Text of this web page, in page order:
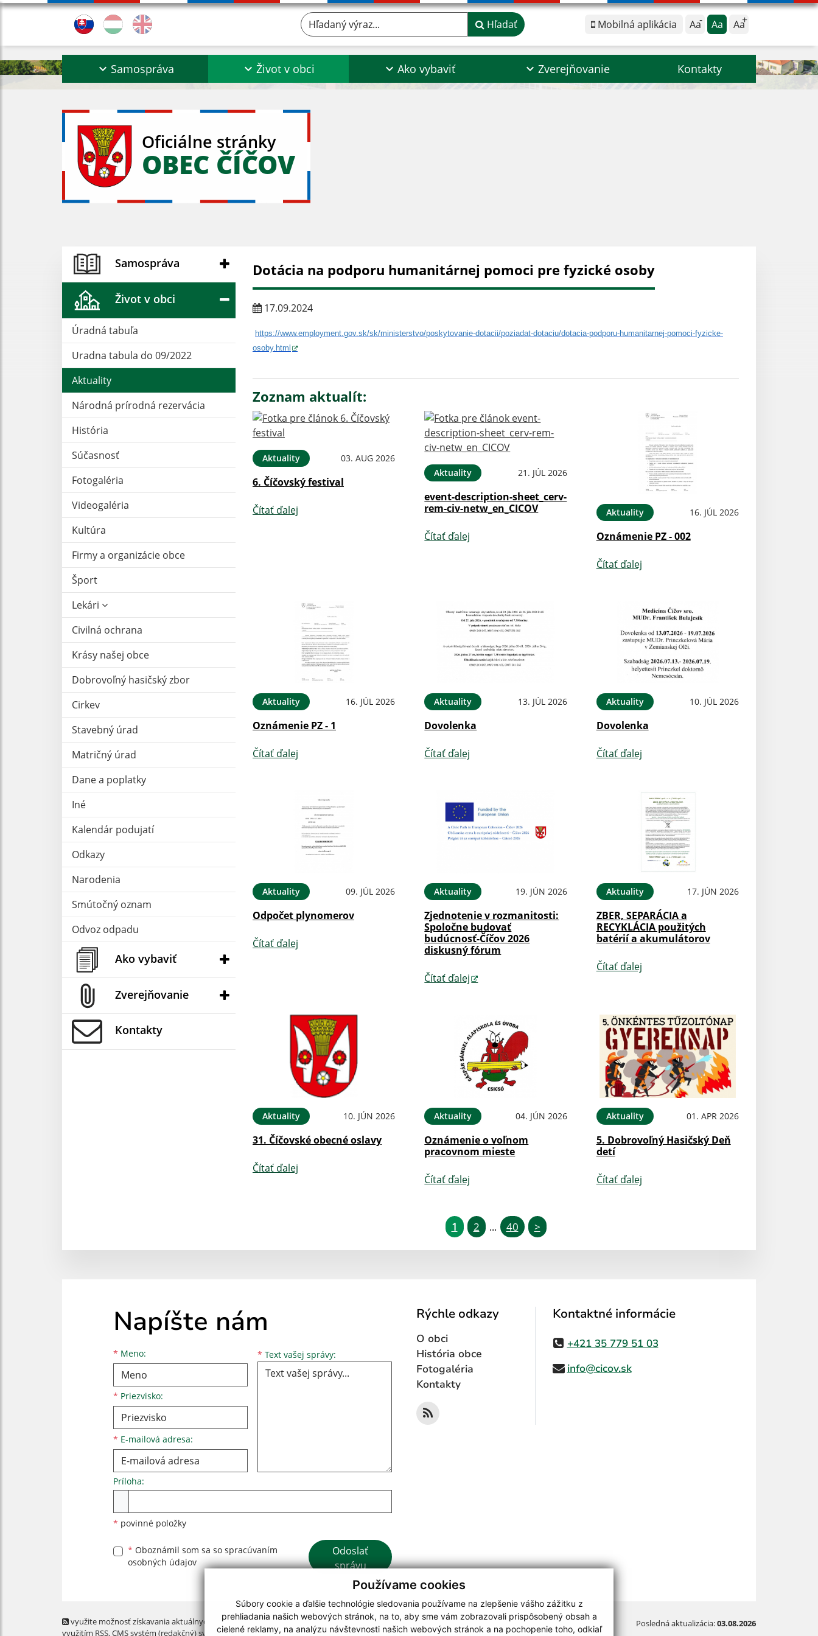
Používame cookies
Súbory cookie a ďalšie technológie sledovania používame na zlepšenie vášho zážitku z
prehliadania našich webových stránok, na to, aby sme vám zobrazovali prispôsobený obsah a
cielené reklamy, na analýzu návštevnosti našich webových stránok a na pochopenie toho, odkiaľ
Mobilná aplikácia Aa Aa Aa
Hľadaný výraz... Hľadať
Samospráva Život v obci Ako vybaviť Zverejňovanie Kontakty
Oficiálne stránky
OBEC ČÍČOV
Samospráva
Život v obci
Úradná tabuľa
Uradna tabula do 09/2022
Aktuality
Národná prírodná rezervácia
História
Súčasnosť
Fotogaléria
Videogaléria
Kultúra
Firmy a organizácie obce
Šport
Lekári
Civilná ochrana
Krásy našej obce
Dobrovoľný hasičský zbor
Cirkev
Stavebný úrad
Matričný úrad
Dane a poplatky
Iné
Kalendár podujatí
Odkazy
Narodenia
Smútočný oznam
Odvoz odpadu
Ako vybaviť
Zverejňovanie
Kontakty
Dotácia na podporu humanitárnej pomoci pre fyzické osoby
17.09.2024
https://www.employment.gov.sk/sk/ministerstvo/poskytovanie-dotacii/poziadat-dotaciu/dotacia-podporu-humanitarnej-pomoci-fyzicke-
osoby.html
Zoznam aktualít:
Aktuality 03. AUG 2026
6. Číčovský festival
Čítať ďalej
Aktuality 21. JÚL 2026
event-description-sheet_cerv-
rem-civ-netw_en_CICOV
Čítať ďalej
Aktuality 16. JÚL 2026
Oznámenie PZ - 002
Čítať ďalej
Aktuality 16. JÚL 2026
Oznámenie PZ - 1
Čítať ďalej
Aktuality 13. JÚL 2026
Dovolenka
Čítať ďalej
Aktuality 10. JÚL 2026
Dovolenka
Čítať ďalej
Aktuality 09. JÚL 2026
Odpočet plynomerov
Čítať ďalej
Aktuality 19. JÚN 2026
Zjednotenie v rozmanitosti:
Spoločne budovať
budúcnosť-Číčov 2026
diskusný fórum
Čítať ďalej
Aktuality 17. JÚN 2026
ZBER, SEPARÁCIA a
RECYKLÁCIA použitých
batérií a akumulátorov
Čítať ďalej
Aktuality 10. JÚN 2026
31. Číčovské obecné oslavy
Čítať ďalej
Aktuality 04. JÚN 2026
Oznámenie o voľnom
pracovnom mieste
Čítať ďalej
Aktuality 01. APR 2026
5. Dobrovoľný Hasičský Deň
detí
Čítať ďalej
1 2 ... 40 >
Napíšte nám
* Meno:
Meno
* Priezvisko:
Priezvisko
* E-mailová adresa:
E-mailová adresa * Text vašej správy: Text vašej správy...
Príloha:
* povinné položky
* Oboznámil som sa so spracúvaním
osobných údajov
Google reCaptcha Response
Odoslať
správu
Rýchle odkazy
O obci
História obce
Fotogaléria
Kontakty
Kontaktné informácie
+421 35 779 51 03
info@cicov.sk
využite možnosť získavania aktuálnych informácií s
využitím RSS, CMS systém (redakčný) systém ECHELON 2,
Posledná aktualizácia:03.08.2026